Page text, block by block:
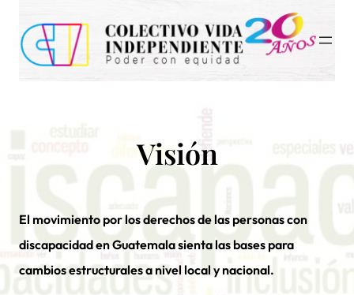
contenido
Visión
El movimiento por los derechos de las personas con
discapacidad en Guatemala sienta las bases para
cambios estructurales a nivel local y nacional.